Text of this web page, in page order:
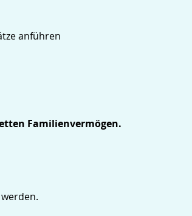
anführen
Familienvermögen.